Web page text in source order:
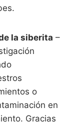
la siberita –
o
en
Gracias